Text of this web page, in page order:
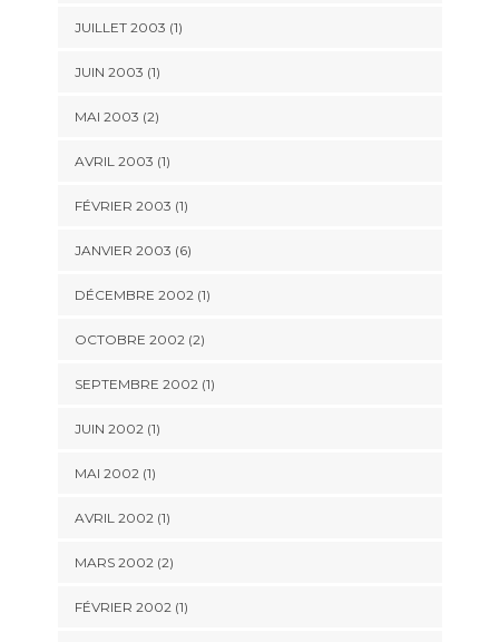
JUILLET 2003 (1)
JUIN 2003 (1)
MAI 2003 (2)
AVRIL 2003 (1)
FÉVRIER 2003 (1)
JANVIER 2003 (6)
DÉCEMBRE 2002 (1)
OCTOBRE 2002 (2)
SEPTEMBRE 2002 (1)
JUIN 2002 (1)
MAI 2002 (1)
AVRIL 2002 (1)
MARS 2002 (2)
FÉVRIER 2002 (1)